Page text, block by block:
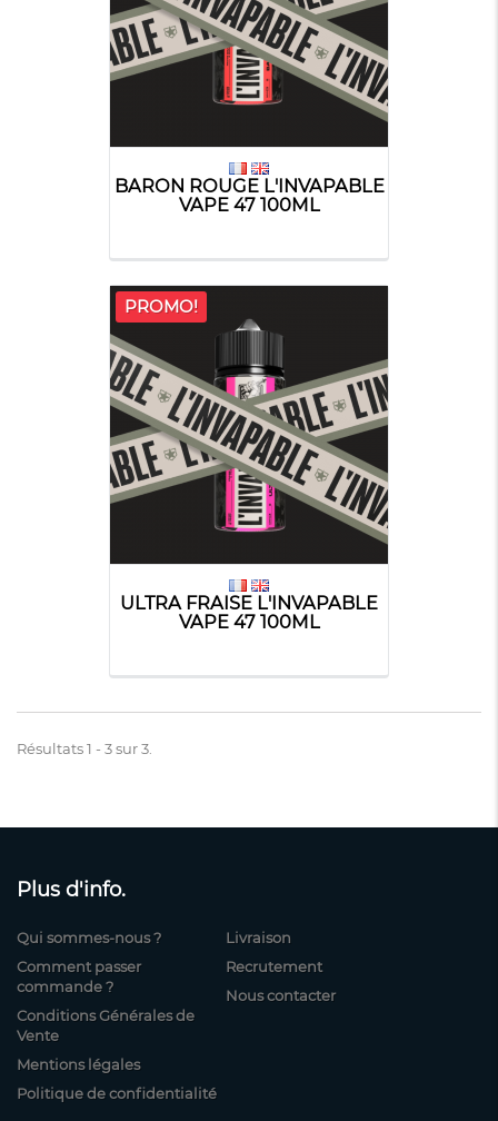
BARON ROUGE L'INVAPABLE
VAPE 47 100ML
PROMO!
ULTRA FRAISE L'INVAPABLE
VAPE 47 100ML
Résultats 1 - 3 sur 3.
Plus d'info.
Qui sommes-nous ?
Comment passer
commande ?
Conditions Générales de
Vente
Mentions légales
Politique de confidentialité
Livraison
Recrutement
Nous contacter